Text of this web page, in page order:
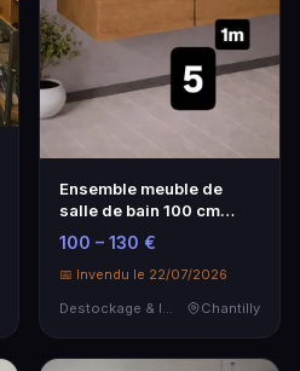
Ensemble meuble de
salle de bain 100 cm
OSKAB – Chêne Okra a…
100 – 130 €
📅 Invendu le 22/07/2026
Chantilly